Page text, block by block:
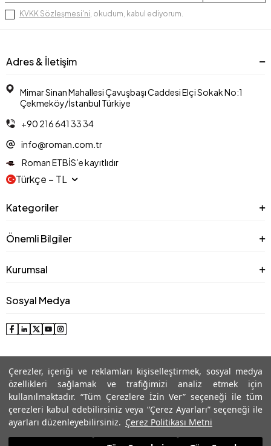
Çerezler, içeriği ve reklamları kişiselleştirmek, sosyal medya
özellikleri sağlamak ve trafiğimizi analiz etmek için
kullanılmaktadır. “Tüm Çerezlere İzin Ver” seçeneği ile tüm
çerezleri kabul edebilirsiniz veya “Çerez Ayarları” seçeneği ile
ayarları düzenleyebilirsiniz. Çerez Politikası Metni
KVKK Sözleşmesi'ni, okudum, kabul ediyorum.
Adres & İletişim
Mimar Sinan Mahallesi Çavuşbaşı Caddesi Elçi Sokak No:1
Çekmeköy/İstanbul Türkiye
+90 216 641 33 34
info@roman.com.tr
Roman ETBİS’e kayıtlıdır
Türkçe − TL
Kategoriler
Önemli Bilgiler
Kurumsal
Sosyal Medya
© 2025 Roman® Tüm Hakları Saklıdır, İzinsiz kullanılamaz